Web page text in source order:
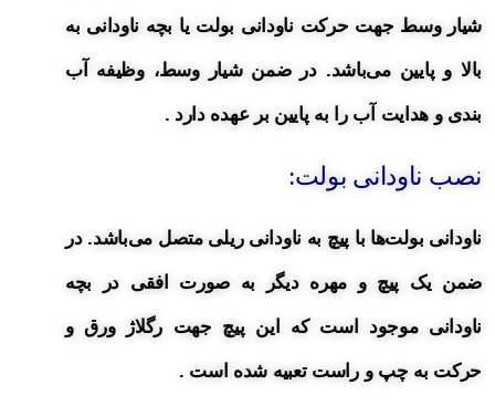
شیار وسط جهت حرکت ناودانی بولت یا بچه ناودانی به
بالا و پایین می‌باشد. در ضمن شیار وسط، وظیفه آب
بندی و هدایت آب را به پایین بر عهده دارد .
نصب ناودانی بولت:
ناودانی بولت‌ها با پیچ به ناودانی ریلی متصل می‌باشد. در
ضمن یک پیچ و مهره دیگر به صورت افقی در بچه
ناودانی موجود است که این پیچ جهت رگلاژ ورق و
حرکت به چپ و راست تعبیه شده است .